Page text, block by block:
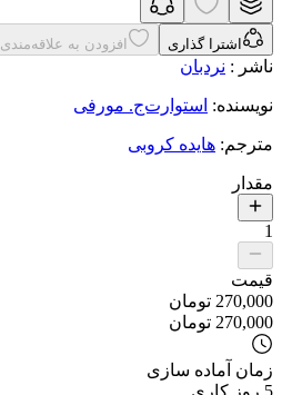
اشترا گذاری افزودن به علاقه‌مندی
ناشر : نردبان
نویسنده: استوارت‌ج. مورفی
مترجم: هایده کروبی
مقدار
1
قیمت
270,000 تومان
270,000 تومان
زمان آماده سازی
5 روز کاری